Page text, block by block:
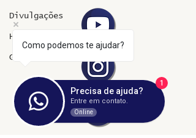
Divulgações
Hospitais e Saúde Pública
Greve
Como podemos te ajudar?
Precisa de ajuda?
Entre em contato.
Online
1